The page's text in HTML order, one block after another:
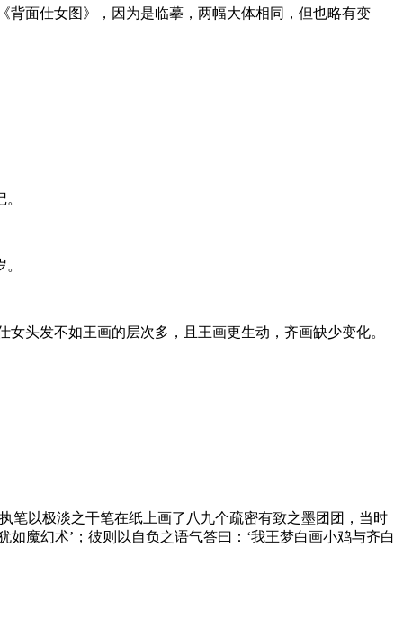
面仕女图》，因为是临摹，两幅大体相同，但也略有变
头发不如王画的层次多，且王画更生动，齐画缺少变化。
笔以极淡之干笔在纸上画了八九个疏密有致之墨团团，当时
魔幻术’；彼则以自负之语气答曰：‘我王梦白画小鸡与齐白